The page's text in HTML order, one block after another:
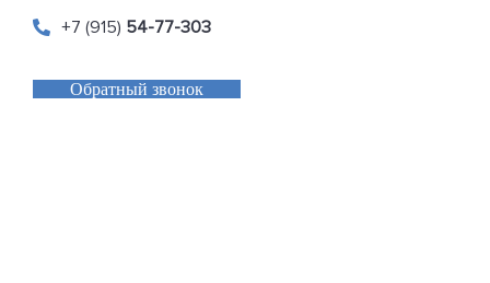
+7 (915) 54-77-303
Обратный звонок